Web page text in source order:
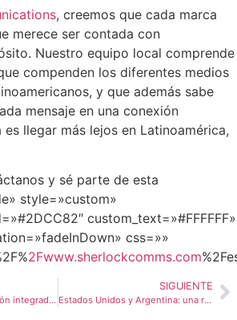
, creemos que cada marca
merece ser contada con
Nuestro equipo local comprende
compenden los diferentes medios
y que además sabe
mensaje en una conexión
llegar más lejos en Latinoamérica,
y sé parte de esta
style=»custom»
custom_text=»#FFFFFF»
css=»»
2Fwww.sherlockcomms.com
¿Qué es la comunicación integrada de marketing?
SIGUIENTE
Estados Unidos y Argentina: una relación de rescates, afinidades y desafíos que vuelve a redefinirse